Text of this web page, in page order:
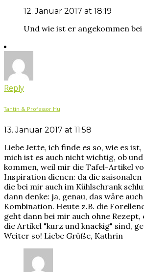
12. Januar 2017 at 18:19
Und wie ist er angekommen bei
Reply
Tantin & Professor Hu
13. Januar 2017 at 11:58
Liebe Jette, ich finde es so, wie es
mich ist es auch nicht wichtig, ob
kommen, weil mir die Tafel-Artikel
Inspiration dienen: da die
die bei mir auch im Kühlschrank
dann denke: ja, genau, das wäre
Kombination. Heute z.B. die
geht dann bei mir auch ohne Rezept,
die Artikel "kurz und knackig" sind,
Weiter so! Liebe Grüße, Kathrin